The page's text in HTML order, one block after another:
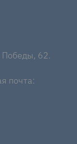
Победы, 62.
почта: